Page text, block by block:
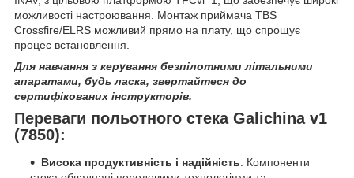
можливості настроювання. Монтаж приймача TBS
Crossfire/ELRS можливий прямо на плату, що спрощує
процес встановлення.
Для навчання з керування безпілотними літальними
апаратами, будь ласка, звертайтеся до
сертифікованих інструкторів.
Переваги польотного стека Galichina v1
(7850):
Висока продуктивність і надійність: Компоненти